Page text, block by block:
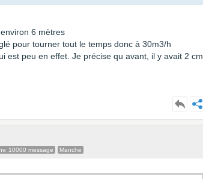
6 mètres
pour tourner tout le temps donc à 30m3/h
est peu en effet. Je précise qu avant, il y avait 2 cm
10000 message Manche